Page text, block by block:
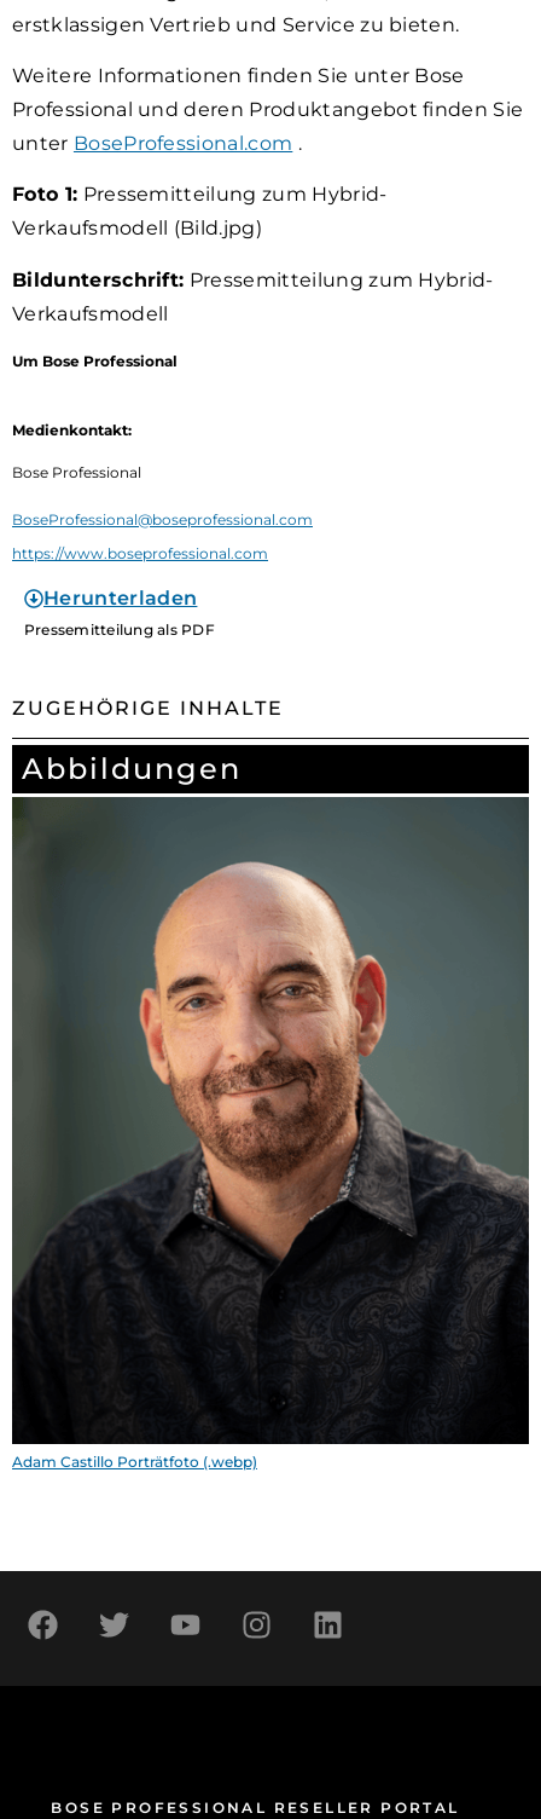
erstklassigen Vertrieb und Service zu bieten.
Weitere Informationen finden Sie unter Bose
Professional und deren Produktangebot finden Sie
unter BoseProfessional.com .
Foto 1: Pressemitteilung zum Hybrid-
Verkaufsmodell (Bild.jpg)
Bildunterschrift: Pressemitteilung zum Hybrid-
Verkaufsmodell
Um Bose Professional
Medienkontakt:
Bose Professional
BoseProfessional@boseprofessional.com
https://www.boseprofessional.com
Herunterladen
Pressemitteilung als PDF
ZUGEHÖRIGE INHALTE
Abbildungen
Adam Castillo Porträtfoto (.webp)
BOSE PROFESSIONAL RESELLER PORTAL